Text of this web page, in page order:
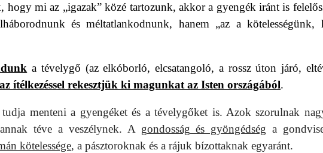
mi az „igazak” közé tartozunk, akkor a gyengék iránt is
és méltatlankodnunk, hanem „az a kötelességünk,
a tévelygő (az elkóborló, elcsatangoló, a rossz úton járó,
az ítélkezéssel rekesztjük ki magunkat az Isten országából.
menteni a gyengéket és a tévelygőket is. Azok szorulnak
téve a veszélynek. A gondosság és gyöngédség a
kötelessége, a pásztoroknak és a rájuk bízottaknak egyaránt.